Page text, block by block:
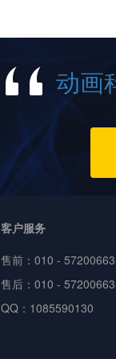
动画
客户服务
售前： 010 -
售后：010 -
QQ：1085590130